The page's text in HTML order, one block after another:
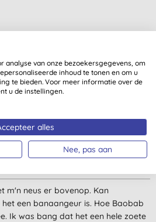
5 (5 beoordelingen
smell is very soft and more boabab
T. I., Amsterdam
m'n neus er bovenop. Kan
een banaangeur is. Hoe Baobab
Ik was bang dat het een hele zoete
analyse van onze bezoekersgegevens, om
inhoud te tonen en om u
te bieden. Voor meer informatie over de
u de instellingen.
alles
Nee, pas aan